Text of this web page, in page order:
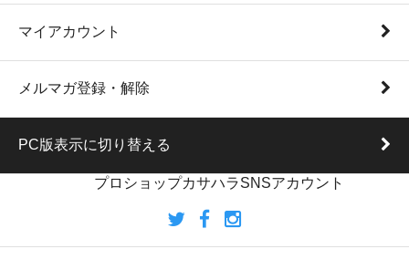
マイアカウント
メルマガ登録・解除
PC版表示に切り替える
プロショップカサハラSNSアカウント